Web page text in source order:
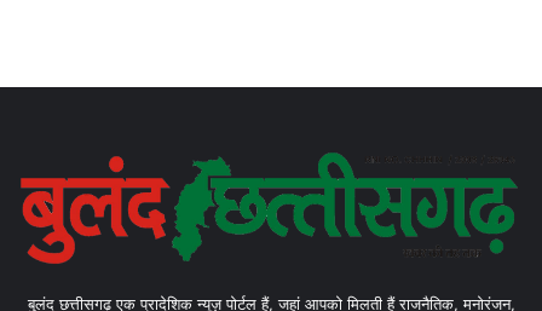
बुलंद छत्तीसगढ़ एक प्रादेशिक न्यूज़ पोर्टल हैं, जहां आपको मिलती हैं राजनैतिक, मनोरंजन,